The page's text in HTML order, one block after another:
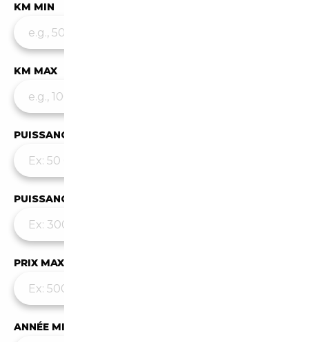
KM MIN
KM MAX
PUISSANCE MIN
PUISSANCE MAX
PRIX MAX (€)
ANNÉE MIN